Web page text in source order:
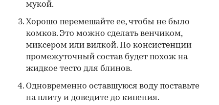
мукой.
Хорошо перемешайте ее, чтобы не было
комков. Это можно сделать венчиком,
миксером или вилкой. По консистенции
промежуточный состав будет похож на
жидкое тесто для блинов.
Одновременно оставшуюся воду поставьте
на плиту и доведите до кипения.